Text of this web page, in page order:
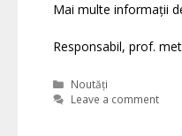
Mai multe informații
Responsabil, prof.
Categories
Noutăți
Leave a comment